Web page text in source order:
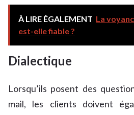
À LIRE ÉGALEMENT La
est-elle fiable ?
Dialectique
Lorsqu’ils posent des
mail, les clients doivent